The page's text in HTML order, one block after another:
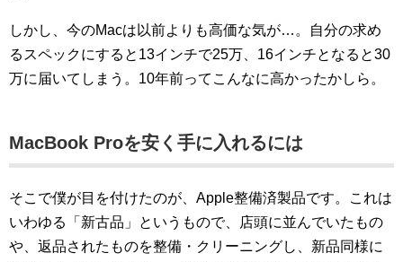
しかし、今のMacは以前よりも高価な気が…。自分の求め
るスペックにすると13インチで25万、16インチとなると30
万に届いてしまう。10年前ってこんなに高かったかしら。
MacBook Proを安く手に入れるには
そこで僕が目を付けたのが、Apple整備済製品です。これは
いわゆる「新古品」というもので、店頭に並んでいたもの
や、返品されたものを整備・クリーニングし、新品同様に